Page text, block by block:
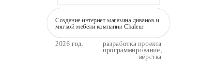
Создание интернет магазина диванов и
мягкой мебели компании Сhaleur
2026 год. разработка проекта
программирование,
вёрстка